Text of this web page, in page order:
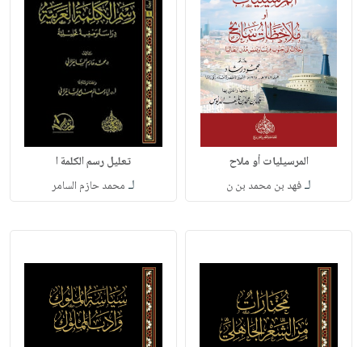
المرسيليات أو ملاح
لـفهد بن محمد بن ن
تعليل رسم الكلمة ا
لـ محمد حازم السامر